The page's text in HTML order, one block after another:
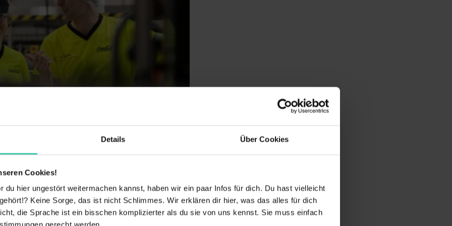
Details Über Cookies
Cookies!
du hier ungestört weitermachen kannst, haben wir ein paar Infos für dich. Du hast vielleicht
Keine Sorge, das ist nicht Schlimmes. Wir erklären dir hier, was das alles für dich
die Sprache ist ein bisschen komplizierter als du sie von uns kennst. Sie muss einfach
oder vergleichbar
(mind. B2)
Produktion, Logistik oder Technik
zu übernehmen
& gelebte Vielfalt
Betriebliche
Altersvorsorge
Flexible
Arbeitszeiten